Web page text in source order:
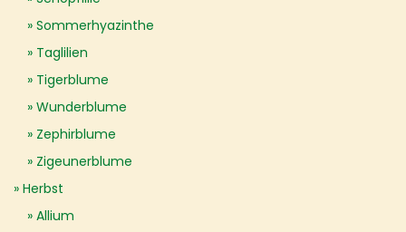
Sommerhyazinthe
Taglilien
Tigerblume
Wunderblume
Zephirblume
Zigeunerblume
Herbst
Allium